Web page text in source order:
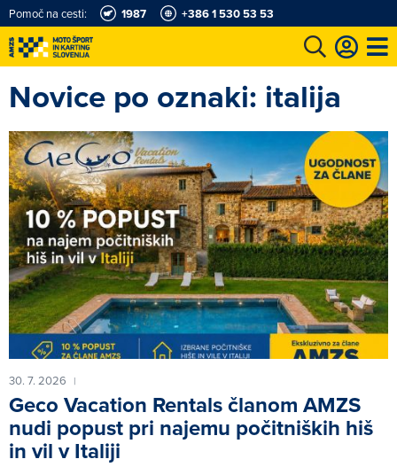
Pomoč na cesti: 1987 +386 1 530 53 53
Karting in motošportni center Najboljši za volanom Moj AMZS
Novice po oznaki: italija
30. 7. 2026 |
Geco Vacation Rentals članom AMZS
nudi popust pri najemu počitniških hiš
in vil v Italiji